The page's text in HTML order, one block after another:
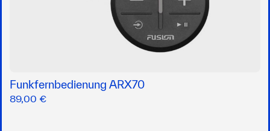
Funkfernbedienung ARX70
89,00 €